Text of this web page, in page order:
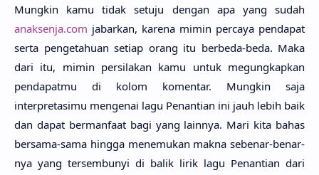
Mung­kin kamu tidak setu­ju dengan apa yang sudah
anaksenja.com jabar­kan, kare­na mimin perca­ya penda­pat
serta pengetahu­an seti­ap orang itu berbe­da-beda. Maka
dari itu, mimin persila­kan kamu untuk megungkap­kan
pendapat­mu di kolom komen­tar. Mung­kin saja
interpretasi­mu menge­nai lagu Penanti­an ini jauh lebih baik
dan dapat bermanfa­at bagi yang lain­nya. Mari kita bahas
bersa­ma-sama hing­ga menemu­kan makna sebe­nar-benar­
nya yang tersembu­nyi di balik lirik lagu Penanti­an dari